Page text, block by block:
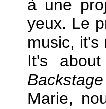
à une
yeux. Le
music, it's
It's
Backstage
Marie,